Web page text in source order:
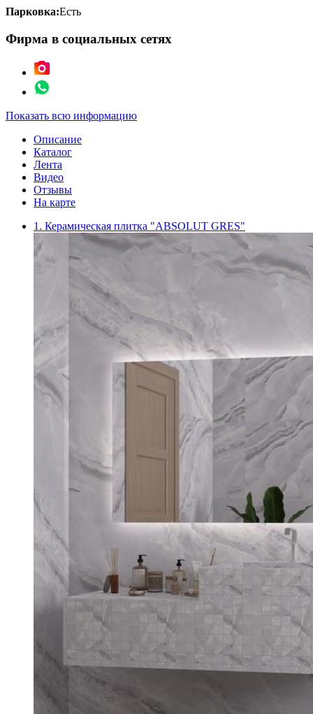
Парковка:Есть
Фирма в социальных сетях
Показать всю информацию
Описание
Каталог
Лента
Видео
Отзывы
На карте
1. Керамическая плитка "ABSOLUT GRES"